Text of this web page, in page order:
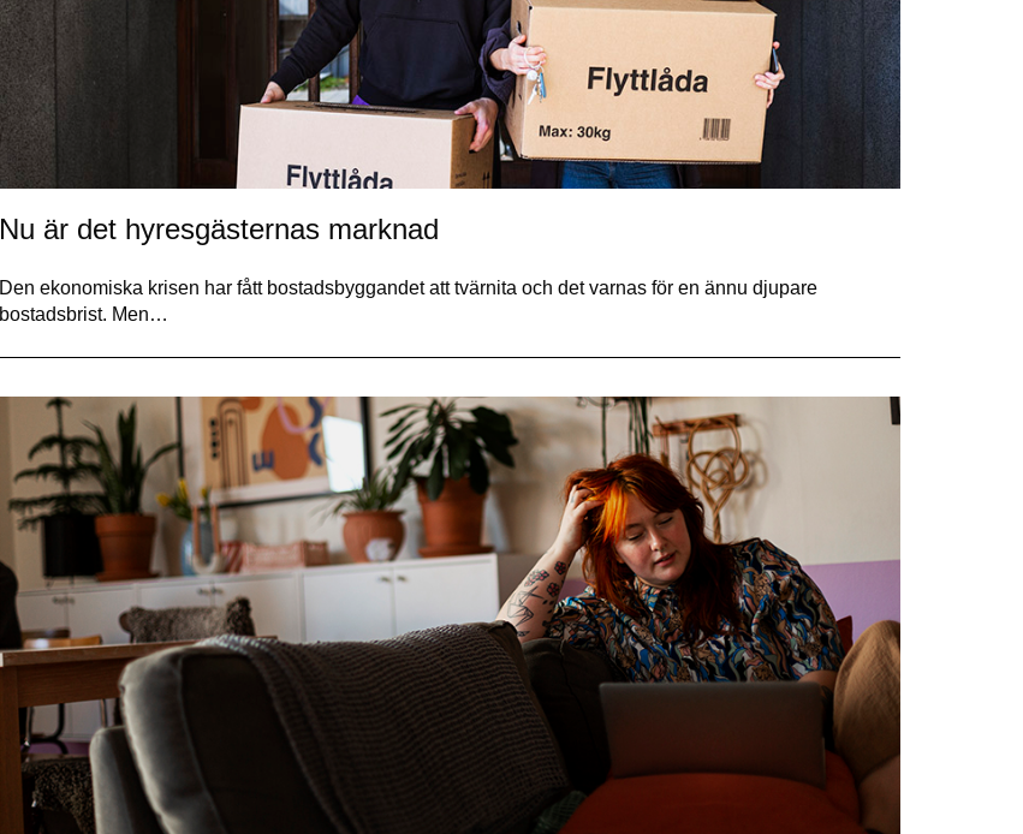
Nu är det hyresgästernas marknad
Den ekonomiska krisen har fått bostadsbyggandet att tvärnita och det varnas för en ännu djupare
bostadsbrist. Men…